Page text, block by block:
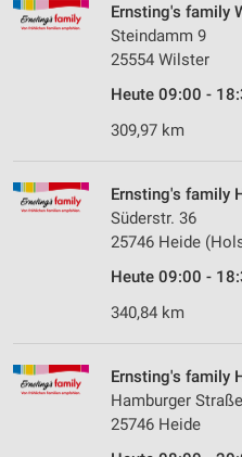
Ernsting's family
Steindamm 9
25554 Wilster
Heute 09:00 -
309,97 km
Ernsting's family
Süderstr. 36
25746 Heide
Heute 09:00 -
340,84 km
Ernsting's family
Hamburger
25746 Heide
Erstellung von Profilen für
Verwendung von Profilen zur
von Inhalten
Verwendung von Profilen zur
personalisierter Inhalte
Messung der Werbeleistung
Analyse von Zielgruppen
Kombinationen von Daten